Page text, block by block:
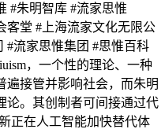
#朱明智库 #流家思惟
客堂 #上海流家文化无限公
#流家思惟集团 #思惟百科
，一个性的理论、一种
遍接管并影响社会，而朱明
论。其创制者可间接通过代
正在人工智能加快替代体